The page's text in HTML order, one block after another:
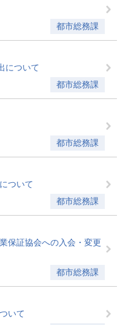
都市総務課
について
都市総務課
都市総務課
ついて
都市総務課
保証協会への入会・変更
都市総務課
いて